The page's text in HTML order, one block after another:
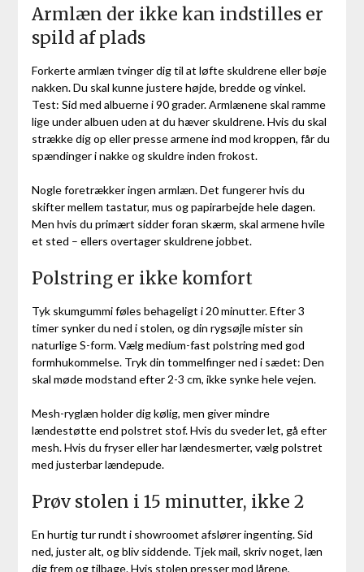
Armlæn der ikke kan indstilles er
spild af plads
Forkerte armlæn tvinger dig til at løfte skuldrene eller bøje
nakken. Du skal kunne justere højde, bredde og vinkel.
Test: Sid med albuerne i 90 grader. Armlænene skal ramme
lige under albuen uden at du hæver skuldrene. Hvis du skal
strække dig op eller presse armene ind mod kroppen, får du
spændinger i nakke og skuldre inden frokost.
Nogle foretrækker ingen armlæn. Det fungerer hvis du
skifter mellem tastatur, mus og papirarbejde hele dagen.
Men hvis du primært sidder foran skærm, skal armene hvile
et sted – ellers overtager skuldrene jobbet.
Polstring er ikke komfort
Tyk skumgummi føles behageligt i 20 minutter. Efter 3
timer synker du ned i stolen, og din rygsøjle mister sin
naturlige S-form. Vælg medium-fast polstring med god
formhukommelse. Tryk din tommelfinger ned i sædet: Den
skal møde modstand efter 2-3 cm, ikke synke hele vejen.
Mesh-ryglæn holder dig kølig, men giver mindre
lændestøtte end polstret stof. Hvis du sveder let, gå efter
mesh. Hvis du fryser eller har lændesmerter, vælg polstret
med justerbar lændepude.
Prøv stolen i 15 minutter, ikke 2
En hurtig tur rundt i showroomet afslører ingenting. Sid
ned, juster alt, og bliv siddende. Tjek mail, skriv noget, læn
dig frem og tilbage. Hvis stolen presser mod lårene,